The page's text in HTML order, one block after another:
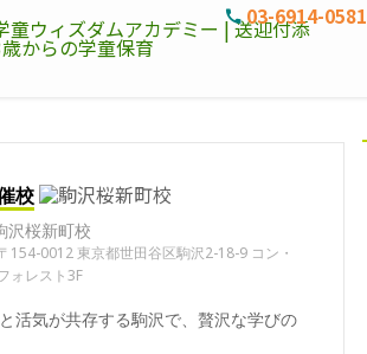
03-6914-0581
校
沢桜新町校
154-0012 東京都世田谷区駒沢2-18-9 コン・
ォレスト3F
活気が共存する駒沢で、贅沢な学びの